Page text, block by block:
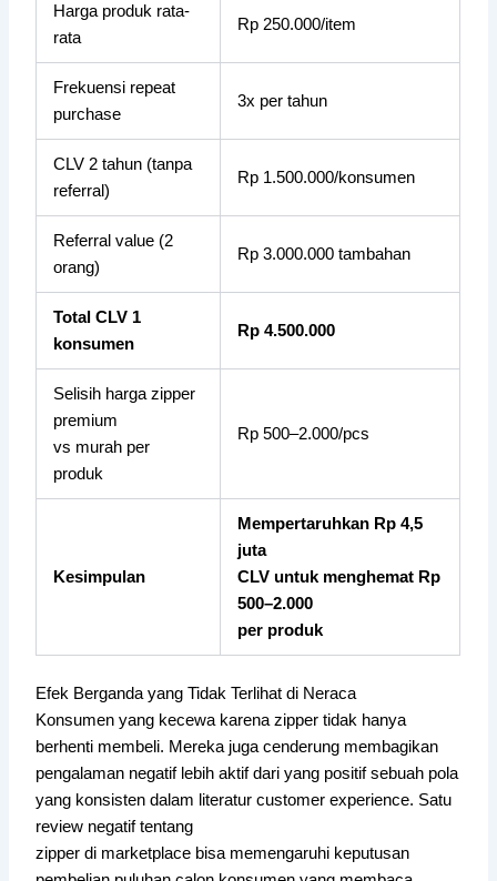
Harga produk rata-
rata
Rp 250.000/item
Frekuensi repeat
purchase
3x per tahun
CLV 2 tahun (tanpa
referral)
Rp 1.500.000/konsumen
Referral value (2
orang)
Rp 3.000.000 tambahan
Total CLV 1
konsumen
Rp 4.500.000
Selisih harga zipper
premium
vs murah per
produk
Rp 500–2.000/pcs
Kesimpulan
Mempertaruhkan Rp 4,5
juta
CLV untuk menghemat Rp
500–2.000
per produk
Efek Berganda yang Tidak Terlihat di Neraca
Konsumen yang kecewa karena zipper tidak hanya
berhenti membeli. Mereka juga cenderung membagikan
pengalaman negatif lebih aktif dari yang positif sebuah pola
yang konsisten dalam literatur customer experience. Satu
review negatif tentang
zipper di marketplace bisa memengaruhi keputusan